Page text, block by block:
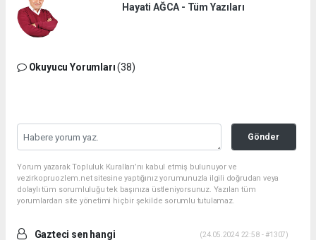
Hayati AĞCA - Tüm Yazıları
Okuyucu Yorumları(38)
Gönder
Yorum yazarak Topluluk Kuralları’nı kabul etmiş bulunuyor ve
vezirkopruozlem.net sitesine yaptığınız yorumunuzla ilgili doğrudan veya
dolaylı tüm sorumluluğu tek başınıza üstleniyorsunuz. Yazılan tüm
yorumlardan site yönetimi hiçbir şekilde sorumlu tutulamaz.
Gazteci sen hangi
(24.05.2024 22:58 - #1307)